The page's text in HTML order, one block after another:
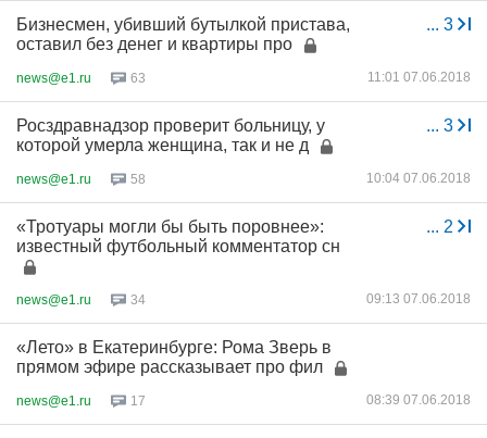
... 3
Бизнесмен, убивший бутылкой пристава,
оставил без денег и квартиры про
news@e1.ru 63 11:01 07.06.2018
... 3
Росздравнадзор проверит больницу, у
которой умерла женщина, так и не д
news@e1.ru 58 10:04 07.06.2018
... 2
«Тротуары могли бы быть поровнее»:
известный футбольный комментатор сн
news@e1.ru 34 09:13 07.06.2018
«Лето» в Екатеринбурге: Рома Зверь в
прямом эфире рассказывает про фил
news@e1.ru 17 08:39 07.06.2018